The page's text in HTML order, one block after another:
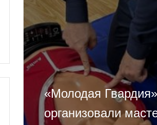
«Молодая
организовали